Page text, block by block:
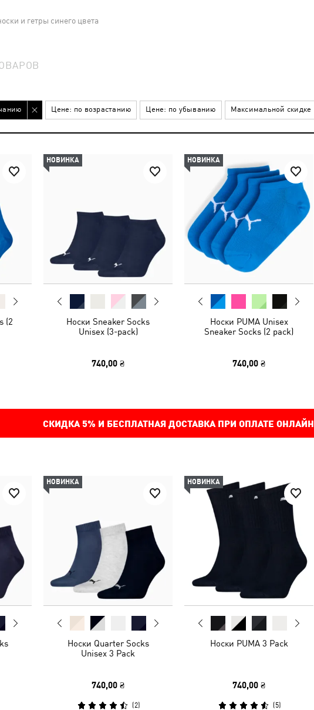
и гетры синего цвета
Цене: по возрастанию Цене: по убыванию Максимальной скидке
(2
НОВИНКА
Носки Sneaker Socks
Unisex (3-pack)
740,00 ₴
НОВИНКА
Носки PUMA Unisex
Sneaker Socks (2 pack)
740,00 ₴
СКИДКА 5% И БЕСПЛАТНАЯ ДОСТАВКА ПРИ ОПЛАТЕ ОНЛАЙН
НОВИНКА
Носки Quarter Socks
Unisex 3 Pack
740,00 ₴
(2)
НОВИНКА
Носки PUMA 3 Pack
740,00 ₴
(5)